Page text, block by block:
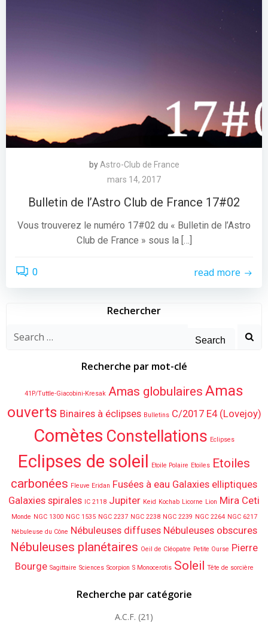
by Astro-Club de France
mars 14, 2017
Bulletin de l’Astro Club de France 17#02
Vous trouverez le numéro 17#02 du « Bulletin de l’Astro
Club de France » sous la […]
0 read more
Rechercher
Search
Recherche par mot-clé
41P/Tuttle-Giacobini-Kresak Amas globulaires Amas
ouverts Binaires à éclipses Bulletins C/2017 E4 (Lovejoy)
Comètes Constellations Eclipses
Eclipses de soleil Etoile Polaire Etoiles Etoiles
carbonées Fleuve Eridan Fusées à eau Galaxies elliptiques
Galaxies spirales IC 2118 Jupiter Keid Kochab Licorne Lion Mira Ceti
Monde NGC 1300 NGC 1535 NGC 2237 NGC 2238 NGC 2239 NGC 2264 NGC 6217
Nébuleuse du Cône Nébuleuses diffuses Nébuleuses obscures
Nébuleuses planétaires Oeil de Cléopatre Petite Ourse Pierre
Bourge Sagittaire Sciences Scorpion S Monocerotis Soleil Tête de sorcière
Recherche par catégorie
A.C.F. (21)